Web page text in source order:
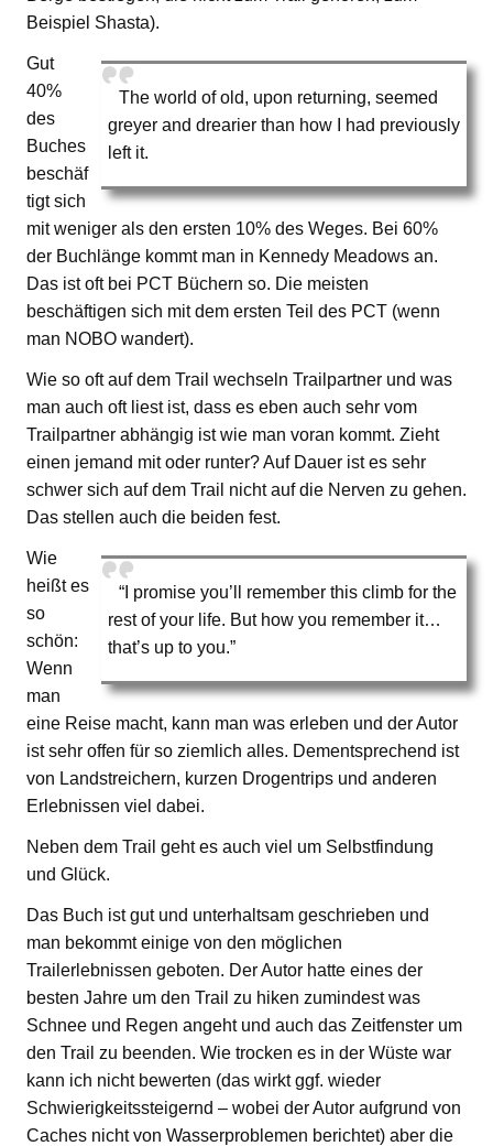
Beispiel Shasta).
The world of old, upon returning, seemed
greyer and drearier than how I had previously
left it.
Gut
40%
des
Buches
beschäf
tigt sich
mit weniger als den ersten 10% des Weges. Bei 60%
der Buchlänge kommt man in Kennedy Meadows an.
Das ist oft bei PCT Büchern so. Die meisten
beschäftigen sich mit dem ersten Teil des PCT (wenn
man NOBO wandert).
Wie so oft auf dem Trail wechseln Trailpartner und was
man auch oft liest ist, dass es eben auch sehr vom
Trailpartner abhängig ist wie man voran kommt. Zieht
einen jemand mit oder runter? Auf Dauer ist es sehr
schwer sich auf dem Trail nicht auf die Nerven zu gehen.
Das stellen auch die beiden fest.
“I promise you’ll remember this climb for the
rest of your life. But how you remember it…
that’s up to you.”
Wie
heißt es
so
schön:
Wenn
man
eine Reise macht, kann man was erleben und der Autor
ist sehr offen für so ziemlich alles. Dementsprechend ist
von Landstreichern, kurzen Drogentrips und anderen
Erlebnissen viel dabei.
Neben dem Trail geht es auch viel um Selbstfindung
und Glück.
Das Buch ist gut und unterhaltsam geschrieben und
man bekommt einige von den möglichen
Trailerlebnissen geboten. Der Autor hatte eines der
besten Jahre um den Trail zu hiken zumindest was
Schnee und Regen angeht und auch das Zeitfenster um
den Trail zu beenden. Wie trocken es in der Wüste war
kann ich nicht bewerten (das wirkt ggf. wieder
Schwierigkeitssteigernd – wobei der Autor aufgrund von
Caches nicht von Wasserproblemen berichtet) aber die